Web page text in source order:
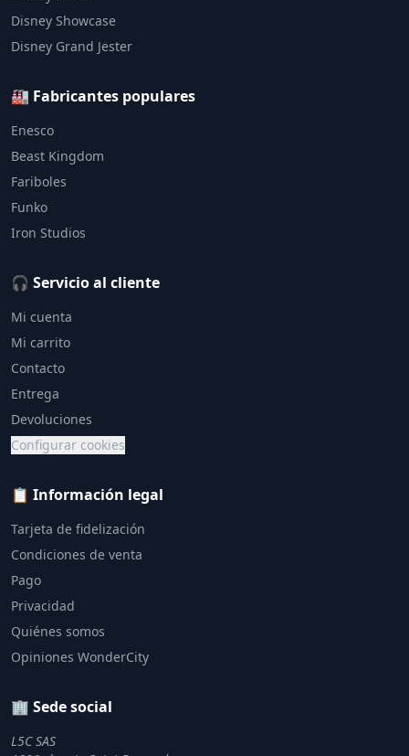
Disney Showcase
Disney Grand Jester
🏭 Fabricantes populares
Enesco
Beast Kingdom
Fariboles
Funko
Iron Studios
🎧 Servicio al cliente
Mi cuenta
Mi carrito
Contacto
Entrega
Devoluciones
Configurar cookies
📋 Información legal
Tarjeta de fidelización
Condiciones de venta
Pago
Privacidad
Quiénes somos
Opiniones WonderCity
🏢 Sede social
L5C SAS